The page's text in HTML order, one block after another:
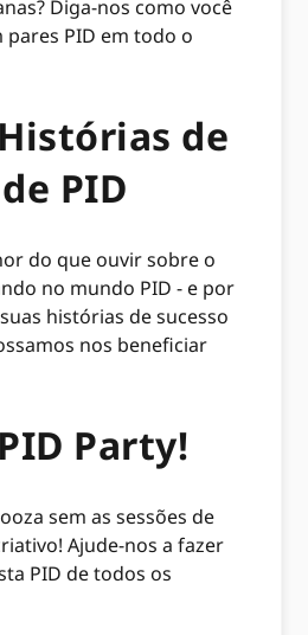
Diga-nos como você
pares PID em todo o
de
PID
do que ouvir sobre o
no mundo PID - e por
histórias de sucesso
nos beneficiar
Party!
sem as sessões de
Ajude-nos a fazer
PID de todos os